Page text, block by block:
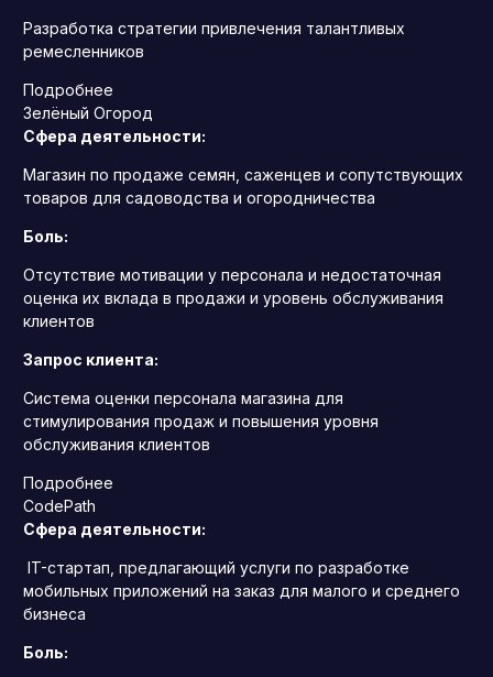
Разработка стратегии привлечения талантливых
ремесленников
Подробнее
Зелёный Огород
Сфера деятельности:
Магазин по продаже семян, саженцев и сопутствующих
товаров для садоводства и огородничества
Боль:
Отсутствие мотивации у персонала и недостаточная
оценка их вклада в продажи и уровень обслуживания
клиентов
Запрос клиента:
Система оценки персонала магазина для
стимулирования продаж и повышения уровня
обслуживания клиентов
Подробнее
CodePath
Сфера деятельности:
IT-стартап, предлагающий услуги по разработке
мобильных приложений на заказ для малого и среднего
бизнеса
Боль: